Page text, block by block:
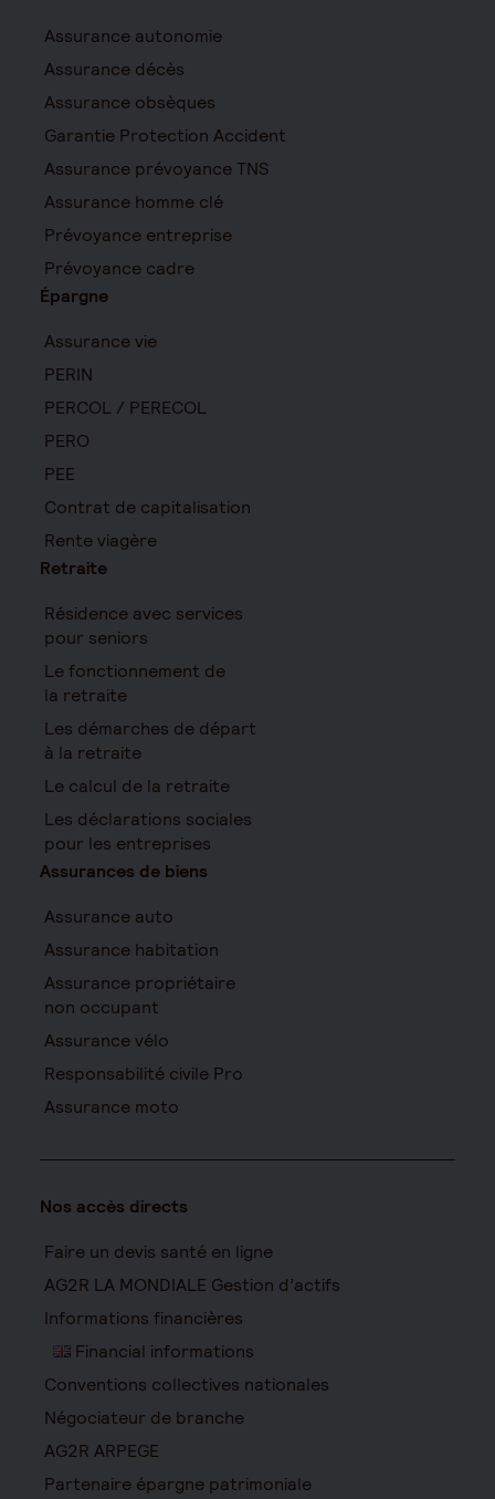
Assurance autonomie
Assurance décès
Assurance obsèques
Garantie Protection Accident
Assurance prévoyance TNS
Assurance homme clé
Prévoyance entreprise
Prévoyance cadre
Épargne
Assurance vie
PERIN
PERCOL / PERECOL
PERO
PEE
Contrat de capitalisation
Rente viagère
Retraite
Résidence avec services
pour seniors
Le fonctionnement de
la retraite
Les démarches de départ
à la retraite
Le calcul de la retraite
Les déclarations sociales
pour les entreprises
Assurances de biens
Assurance auto
Assurance habitation
Assurance propriétaire
non occupant
Assurance vélo
Responsabilité civile Pro
Assurance moto
Nos accès directs
Faire un devis santé en ligne
AG2R LA MONDIALE Gestion d’actifs
Informations financières
Financial informations
Conventions collectives nationales
Négociateur de branche
AG2R ARPEGE
Partenaire épargne patrimoniale